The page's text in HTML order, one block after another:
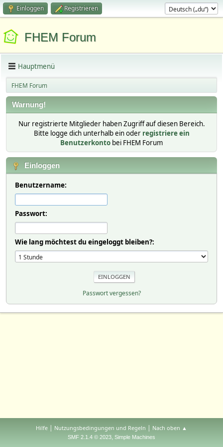
Einloggen Registrieren
FHEM Forum
Hauptmenü
FHEM Forum
Warnung!
Nur registrierte Mitglieder haben Zugriff auf diesen Bereich.
Bitte logge dich unterhalb ein oder registriere ein
Benutzerkonto bei FHEM Forum
Einloggen
Benutzername:
Passwort:
Wie lang möchtest du eingeloggt bleiben?:
Passwort vergessen?
Hilfe | Nutzungsbedingungen und Regeln | Nach oben ▲
SMF 2.1.4 © 2023, Simple Machines